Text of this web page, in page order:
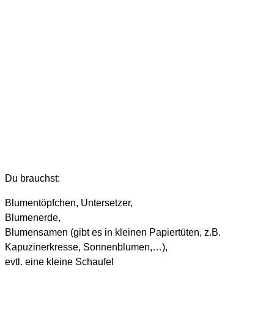
Du brauchst:
Blumentöpfchen, Untersetzer,
Blumenerde,
Blumensamen (gibt es in kleinen Papiertüten, z.B.
Kapuzinerkresse, Sonnenblumen,…),
evtl. eine kleine Schaufel